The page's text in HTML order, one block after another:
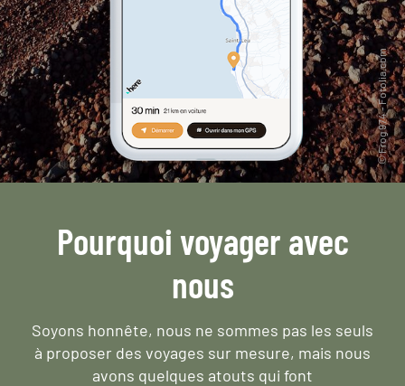
Pourquoi voyager avec
nous
Soyons honnête, nous ne sommes pas les seuls
à proposer des voyages sur mesure, mais nous
avons quelques atouts qui font